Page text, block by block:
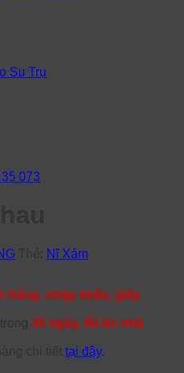
Su Trụ
073
Nĩ Xám
hãng, nhập khẩu, giấy
30 ngày, lỗi do nhà
tại đây.